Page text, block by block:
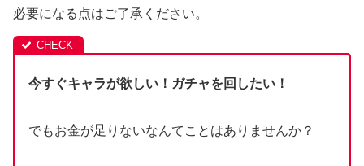
必要になる点はご了承ください。
今すぐキャラが欲しい！ガチャを回したい！
でもお金が足りないなんてことはありませんか？